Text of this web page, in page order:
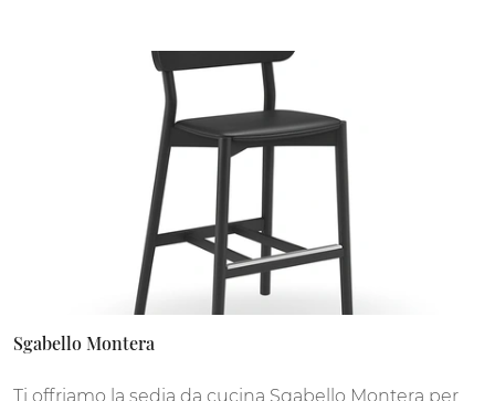
Sgabello Montera
Ti offriamo la sedia da cucina Sgabello Montera per